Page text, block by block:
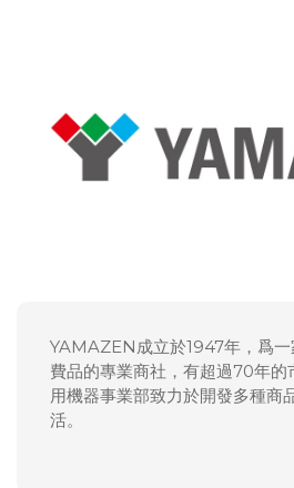
YAMAZEN成立於1947年，爲
費品的專業商社，有超過70年的
用機器事業部致力於開發多種商
活。